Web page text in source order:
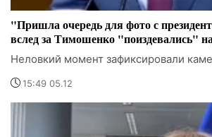
"Пришла очередь для фото с
вслед за Тимошенко "поиздевались"
Неловкий момент зафиксировали
15:49 05.12